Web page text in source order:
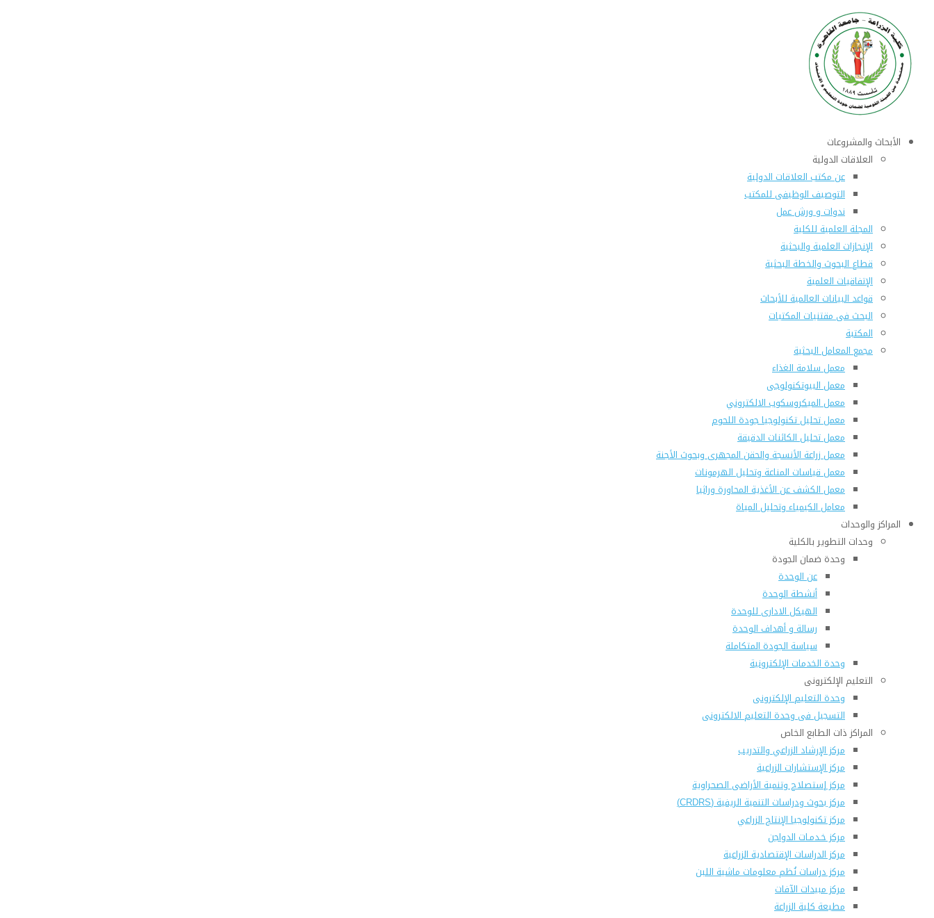
الأبحاث والمشروعات
العلاقات الدولية
عن مكتب العلاقات الدولية
التوصيف الوظيفى للمكتب
ندوات و ورش عمل
المجلة العلمية للكلية
الإنجازات العلمية والبحثية
قطاع البحوث والخطة البحثية
الإتفاقيات العلمية
قواعد البيانات العالمية للأبحاث
البحث فى مقتنيات المكتبات
المكتبة
مجمع المعامل البحثية
معمل سلامة الغذاء
معمل البيوتكنولوجى
معمل الميكروسكوب الالكتروني
معمل تحليل تكنولوجيا جودة اللحوم
معمل تحليل الكائنات الدقيقة
معمل زراعة الأنسجة والحقن المجهرى وبحوث الأجنة
معمل قياسات المناعة وتحليل الهرمونات
معمل الكشف عن الأغذية المحاورة وراثيا
معامل الكيمياء وتحليل المياة
المراكز والوحدات
وحدات التطوير بالكلية
وحدة ضمان الجودة
عن الوحدة
أنشطة الوحدة
الهيكل الادارى للوحدة
رسالة و أهداف الوحدة
سياسة الجودة المتكاملة
وحدة الخدمات الإلكترونية
التعليم الإلكترونى
وحدة التعليم الإلكترونى
التسجيل فى وحدة التعليم الالكترونى
المراكز ذات الطابع الخاص
مركز الإرشاد الزراعي والتدريب
مركز الإستشارات الزراعية
مركز إستصلاح وتنمية الأراضى الصحراوية
مركز بحوث ودراسات التنمية الريفية (CRDRS)
مركز تكنولوجيا الإنتاج الزراعي
مركز خـدمـات الدواجن
مركز الدراسات الإقتصادية الزراعية
مركز دراسات نُظم معلومات ماشية اللبن
مركز مبيدات الآفات
مطبعة كلية الزراعة